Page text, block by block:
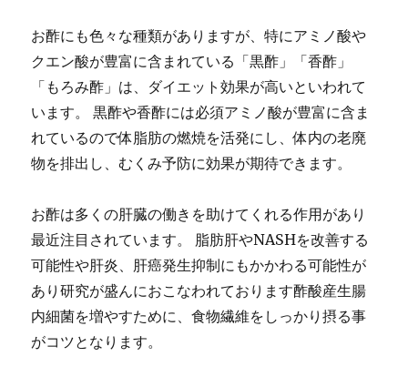
お酢にも色々な種類がありますが、特にアミノ酸や
クエン酸が豊富に含まれている「黒酢」「香酢」
「もろみ酢」は、ダイエット効果が高いといわれて
います。 黒酢や香酢には必須アミノ酸が豊富に含ま
れているので体脂肪の燃焼を活発にし、体内の老廃
物を排出し、むくみ予防に効果が期待できます。
お酢は多くの肝臓の働きを助けてくれる作用があり
最近注目されています。 脂肪肝やNASHを改善する
可能性や肝炎、肝癌発生抑制にもかかわる可能性が
あり研究が盛んにおこなわれております酢酸産生腸
内細菌を増やすために、食物繊維をしっかり摂る事
がコツとなります。